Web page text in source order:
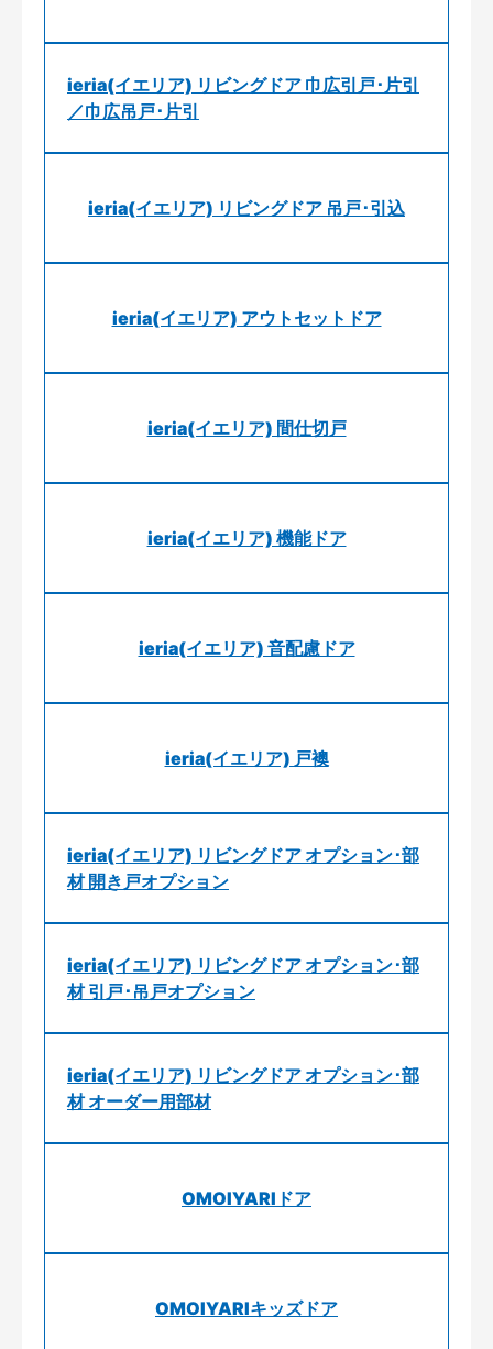
ieria(イエリア) リビングドア 巾広引戸･片引
／巾広吊戸･片引
ieria(イエリア) リビングドア 吊戸･引込
ieria(イエリア) アウトセットドア
ieria(イエリア) 間仕切戸
ieria(イエリア) 機能ドア
ieria(イエリア) 音配慮ドア
ieria(イエリア) 戸襖
ieria(イエリア) リビングドア オプション･部
材 開き戸オプション
ieria(イエリア) リビングドア オプション･部
材 引戸･吊戸オプション
ieria(イエリア) リビングドア オプション･部
材 オーダー用部材
OMOIYARIドア
OMOIYARIキッズドア